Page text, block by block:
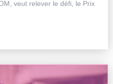
veut relever le défi, le Prix